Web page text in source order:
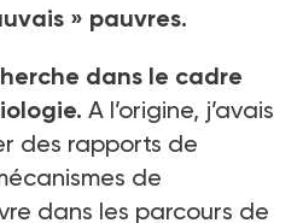
» pauvres.
dans le cadre
A l’origine, j’avais
des rapports de
de
dans les parcours de